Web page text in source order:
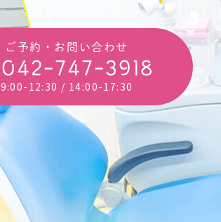
ご予約・お問い合わせ
042-747-3918
9:00-12:30 / 14:00-17:30